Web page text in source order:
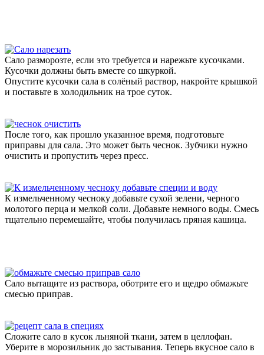
Сало разморозте, если это требуется и нарежьте кусочками.
Кусочки должны быть вместе со шкуркой.
Опустите кусочки сала в солёный раствор, накройте крышкой
и поставьте в холодильник на трое суток.
После того, как прошло указанное время, подготовьте
приправы для сала. Это может быть чеснок. Зубчики нужно
очистить и пропустить через пресс.
К измельченному чесноку добавьте сухой зелени, черного
молотого перца и мелкой соли. Добавьте немного воды. Смесь
тщательно перемешайте, чтобы получилась пряная кашица.
Сало вытащите из раствора, оботрите его и щедро обмажьте
смесью приправ.
Сложите сало в кусок льняной ткани, затем в целлофан.
Уберите в морозильник до застывания. Теперь вкусное сало в